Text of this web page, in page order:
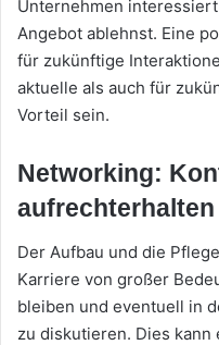
Unternehmen
Angebot ablehnst. Eine
für zukünftige
aktuelle als auch für
Vorteil sein.
Networking:
aufrechterhalten
Der Aufbau und die
Karriere von großer
bleiben und eventuell in
zu diskutieren. Dies